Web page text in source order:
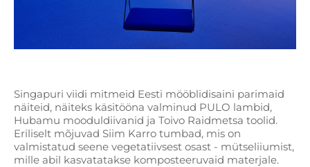
Singapuri viidi mitmeid Eesti mööblidisaini parimaid
näiteid, näiteks käsitööna valminud PULO lambid,
Hubamu mooduldiivanid ja Toivo Raidmetsa toolid.
Eriliselt mõjuvad Siim Karro tumbad, mis on
valmistatud seene vegetatiivsest osast - mütseliiumist,
mille abil kasvatatakse komposteeruvaid materjale.